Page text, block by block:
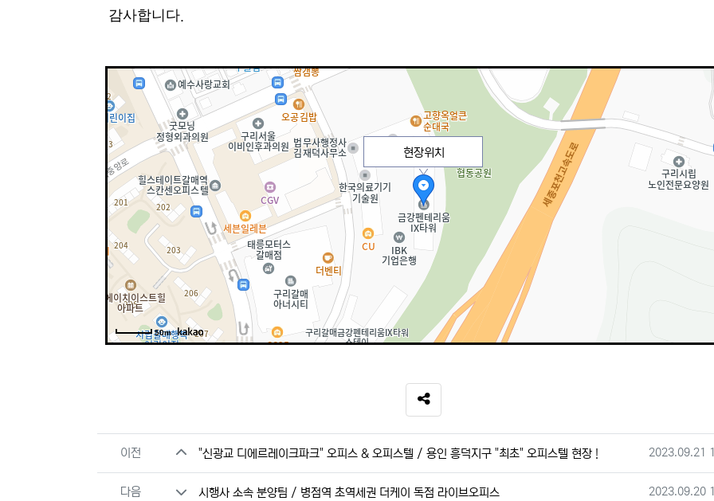
감사합니다.
현장위치
50m
SNS 공유
관련자료
이전 "신광교 디에르레이크파크" 오피스 & 오피스텔 / 용인 흥덕지구 "최초" 오피스텔 현장 ! 작성일
2023.09.21
다음 시행사 소속 분양팀 / 병점역 초역세권 더케이 독점 라이브오피스 작성일
2023.09.20